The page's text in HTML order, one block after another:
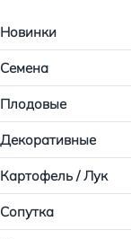
Новинки
Семена
Плодовые
Декоративные
Картофель / Лук
Сопутка